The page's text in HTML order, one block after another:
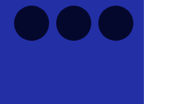
le moment